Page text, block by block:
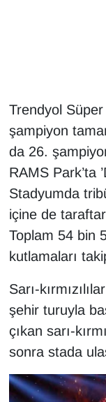
Trendyol
şampiyon
da 26.
RAMS Park’ta
Stadyumda
içine de
Toplam 54 bin
kutlamaları
Sarı-
şehir turuyla
çıkan sarı-
sonra stada
HABERDE
İngilizce
Kadın
Kamu
Kültür &
KURDÎ
MAGAZİN
MEDYA